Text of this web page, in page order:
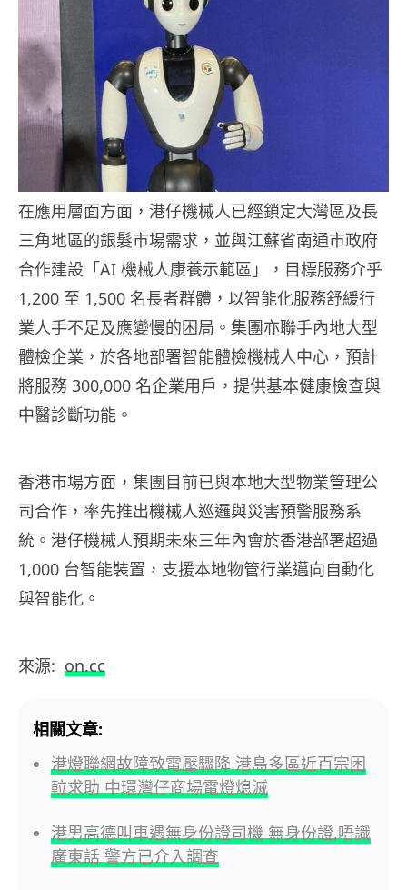
在應用層面方面，港仔機械人已經鎖定大灣區及長
三角地區的銀髮市場需求，並與江蘇省南通市政府
合作建設「AI 機械人康養示範區」，目標服務介乎
1,200 至 1,500 名長者群體，以智能化服務舒緩行
業人手不足及應變慢的困局。集團亦聯手內地大型
體檢企業，於各地部署智能體檢機械人中心，預計
將服務 300,000 名企業用戶，提供基本健康檢查與
中醫診斷功能。
香港市場方面，集團目前已與本地大型物業管理公
司合作，率先推出機械人巡邏與災害預警服務系
統。港仔機械人預期未來三年內會於香港部署超過
1,000 台智能裝置，支援本地物管行業邁向自動化
與智能化。
來源: on.cc
相關文章:
港燈聯網故障致電壓驟降 港島多區近百宗困
𨋢求助 中環灣仔商場電燈熄滅
港男高德叫車遇無身份證司機 無身份證,唔識
廣東話 警方已介入調查